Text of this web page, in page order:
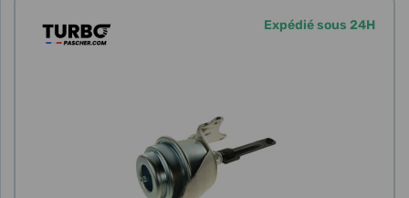
Expédié sous 24H